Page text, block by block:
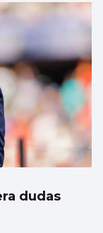
dudas